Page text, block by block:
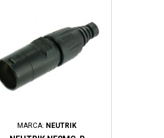
MARCA: NEUTRIK